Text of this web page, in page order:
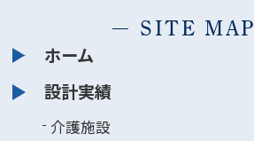
SITE MAP
ホーム
設計実績
介護施設